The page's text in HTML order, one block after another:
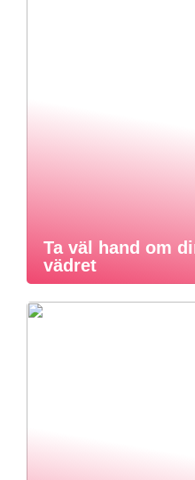
Ta väl hand om
vädret